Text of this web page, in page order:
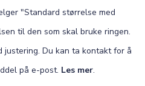
"Standard størrelse med
til den som skal bruke ringen.
Du kan ta kontakt for å
på e-post. Les mer.